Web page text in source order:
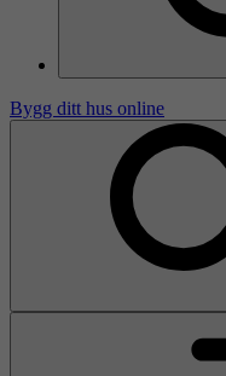
Bygg ditt hus online